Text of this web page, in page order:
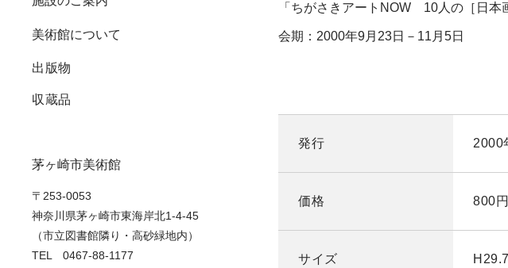
美術館について
出版物
収蔵品
茅ヶ崎市美術館
〒253-0053
神奈川県茅ヶ崎市東海岸北1-4-45
（市立図書館隣り・高砂緑地内）
TEL 0467-88-1177
鑑賞プログラム
美術館講座
「ちがさきアートNOW 10人の［日本
会期：2000年9月23日－11月5日
発行 2000
価格 800
サイズ